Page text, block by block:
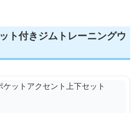
ト付きジムトレーニングウ